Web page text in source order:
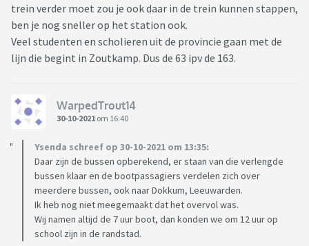
trein verder moet zou je ook daar in de trein kunnen stappen,
ben je nog sneller op het station ook.
Veel studenten en scholieren uit de provincie gaan met de
lijn die begint in Zoutkamp. Dus de 63 ipv de 163.
WarpedTrout14
30-10-2021 om 16:40
Ysenda schreef op 30-10-2021 om 13:35:
Daar zijn de bussen opberekend, er staan van die verlengde
bussen klaar en de bootpassagiers verdelen zich over
meerdere bussen, ook naar Dokkum, Leeuwarden.
Ik heb nog niet meegemaakt dat het overvol was.
Wij namen altijd de 7 uur boot, dan konden we om 12 uur op
school zijn in de randstad.